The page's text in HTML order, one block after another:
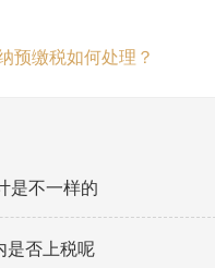
预缴税如何处理？
是不一样的
是否上税呢